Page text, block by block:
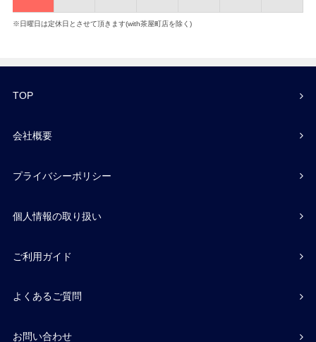
※日曜日は定休日とさせて頂きます(with茶屋町店を除く)
TOP
会社概要
プライバシーポリシー
個人情報の取り扱い
ご利用ガイド
よくあるご質問
お問い合わせ